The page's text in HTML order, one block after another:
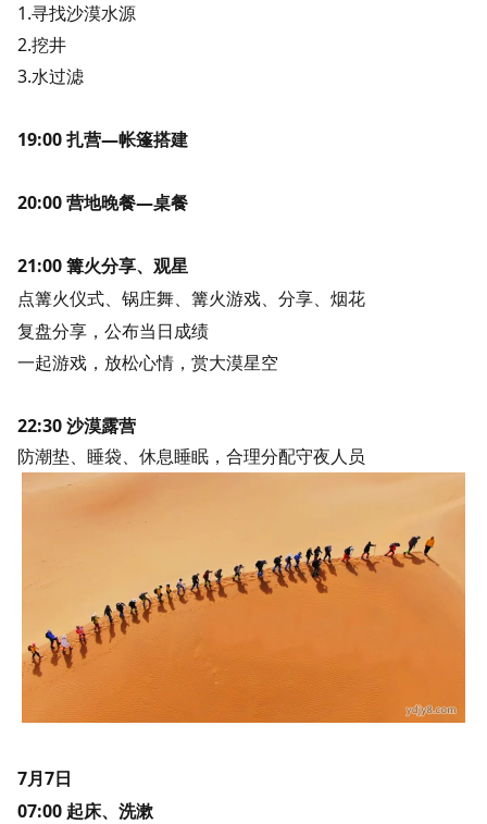
1.寻找沙漠水源
2.挖井
3.水过滤
19:00 扎营—帐篷搭建
20:00 营地晚餐—桌餐
21:00 篝火分享、观星
点篝火仪式、锅庄舞、篝火游戏、分享、烟花
复盘分享，公布当日成绩
一起游戏，放松心情，赏大漠星空
22:30 沙漠露营
防潮垫、睡袋、休息睡眠，合理分配守夜人员
7月7日
07:00 起床、洗漱